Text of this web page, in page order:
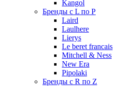
Kangol
Бренды с L по P
Laird
Laulhere
Lierys
Le beret francais
Mitchell & Ness
New Era
Pipolaki
Бренды с R по Z